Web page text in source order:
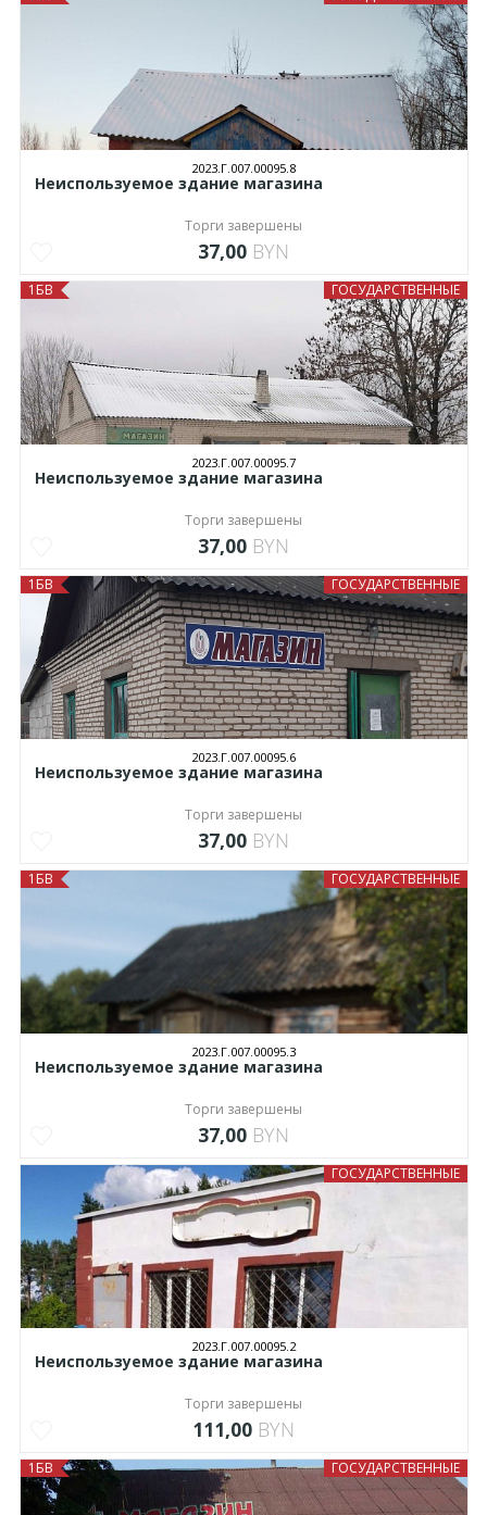
2023.Г.007.00095.8
Неиспользуемое здание магазина
Торги завершены
37,00 BYN
ГОСУДАРСТВЕННЫЕ
1БВ
2023.Г.007.00095.7
Неиспользуемое здание магазина
Торги завершены
37,00 BYN
ГОСУДАРСТВЕННЫЕ
1БВ
2023.Г.007.00095.6
Неиспользуемое здание магазина
Торги завершены
37,00 BYN
ГОСУДАРСТВЕННЫЕ
1БВ
2023.Г.007.00095.3
Неиспользуемое здание магазина
Торги завершены
37,00 BYN
ГОСУДАРСТВЕННЫЕ
2023.Г.007.00095.2
Неиспользуемое здание магазина
Торги завершены
111,00 BYN
ГОСУДАРСТВЕННЫЕ
1БВ